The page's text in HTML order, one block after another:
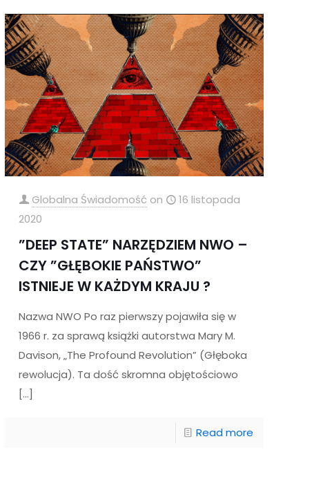
Globalna Świadomość on
16 listopada
2020
”DEEP STATE” NARZĘDZIEM NWO –
CZY ”GŁĘBOKIE PAŃSTWO”
ISTNIEJE W KAŻDYM KRAJU ?
Nazwa NWO Po raz pierwszy pojawiła się w
1966 r. za sprawą książki autorstwa Mary M.
Davison, „The Profound Revolution” (Głęboka
rewolucja). Ta dość skromna objętościowo
[…]
Read more